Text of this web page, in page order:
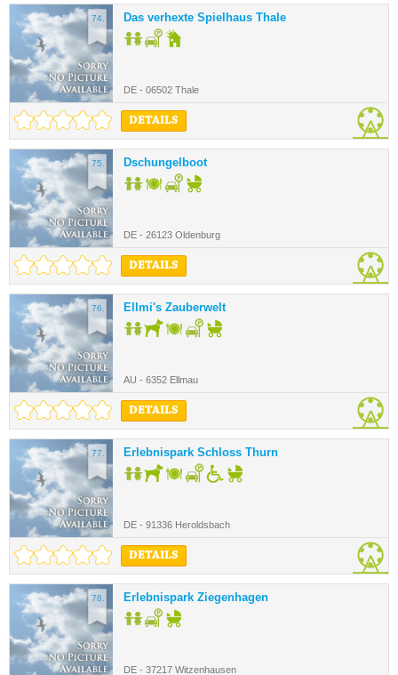
74. Das verhexte Spielhaus Thale
DE - 06502 Thale
DETAILS
75. Dschungelboot
DE - 26123 Oldenburg
DETAILS
76. Ellmi's Zauberwelt
AU - 6352 Ellmau
DETAILS
77. Erlebnispark Schloss Thurn
DE - 91336 Heroldsbach
DETAILS
78. Erlebnispark Ziegenhagen
DE - 37217 Witzenhausen